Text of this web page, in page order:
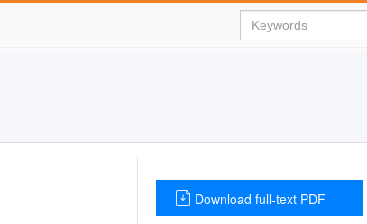
Download full-text PDF